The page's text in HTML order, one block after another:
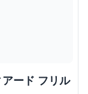
ード フリル